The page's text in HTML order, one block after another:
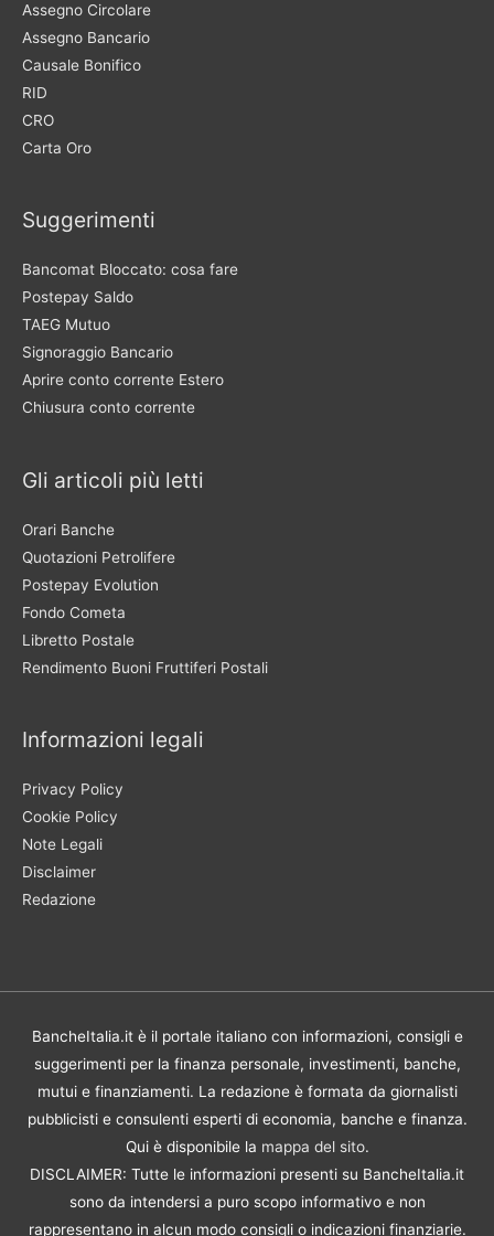
Assegno Circolare
Assegno Bancario
Causale Bonifico
RID
CRO
Carta Oro
Suggerimenti
Bancomat Bloccato: cosa fare
Postepay Saldo
TAEG Mutuo
Signoraggio Bancario
Aprire conto corrente Estero
Chiusura conto corrente
Gli articoli più letti
Orari Banche
Quotazioni Petrolifere
Postepay Evolution
Fondo Cometa
Libretto Postale
Rendimento Buoni Fruttiferi Postali
Informazioni legali
Privacy Policy
Cookie Policy
Note Legali
Disclaimer
Redazione
BancheItalia.it è il portale italiano con informazioni, consigli e
suggerimenti per la finanza personale, investimenti, banche,
mutui e finanziamenti. La redazione è formata da giornalisti
pubblicisti e consulenti esperti di economia, banche e finanza.
Qui è disponibile la mappa del sito.
DISCLAIMER: Tutte le informazioni presenti su BancheItalia.it
sono da intendersi a puro scopo informativo e non
rappresentano in alcun modo consigli o indicazioni finanziarie.